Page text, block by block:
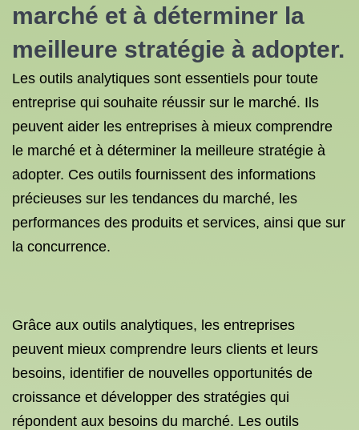
marché et à déterminer la
meilleure stratégie à adopter.
Les outils analytiques sont essentiels pour toute
entreprise qui souhaite réussir sur le marché. Ils
peuvent aider les entreprises à mieux comprendre
le marché et à déterminer la meilleure stratégie à
adopter. Ces outils fournissent des informations
précieuses sur les tendances du marché, les
performances des produits et services, ainsi que sur
la concurrence.
Grâce aux outils analytiques, les entreprises
peuvent mieux comprendre leurs clients et leurs
besoins, identifier de nouvelles opportunités de
croissance et développer des stratégies qui
répondent aux besoins du marché. Les outils